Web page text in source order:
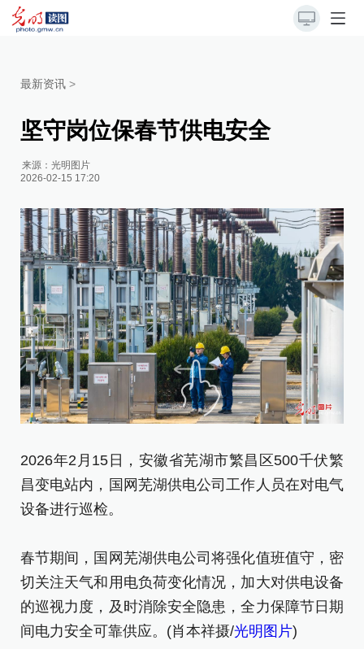
最新资讯 >
坚守岗位保春节供电安全
来源：光明图片
2026-02-15 17:20
2026年2月15日，安徽省芜湖市繁昌区500千伏繁
昌变电站内，国网芜湖供电公司工作人员在对电气
设备进行巡检。
春节期间，国网芜湖供电公司将强化值班值守，密
切关注天气和用电负荷变化情况，加大对供电设备
的巡视力度，及时消除安全隐患，全力保障节日期
间电力安全可靠供应。(肖本祥摄/光明图片)